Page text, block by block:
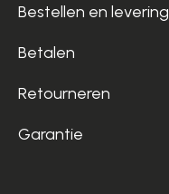
Bestellen en levering
Betalen
Retourneren
Garantie